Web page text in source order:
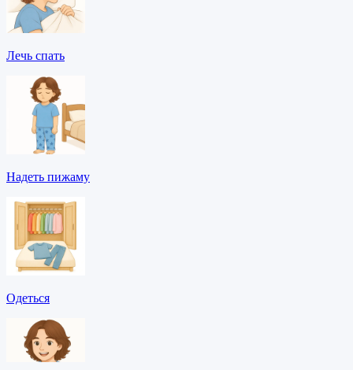
Лечь спать
Надеть пижаму
Одеться